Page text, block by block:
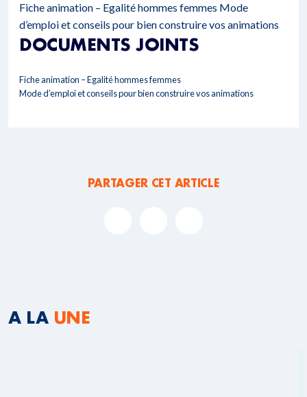
Fiche animation – Egalité hommes femmes Mode
d’emploi et conseils pour bien construire vos animations
DOCUMENTS JOINTS
Fiche animation – Egalité hommes femmes
Mode d’emploi et conseils pour bien construire vos animations
PARTAGER CET ARTICLE
A LA UNE